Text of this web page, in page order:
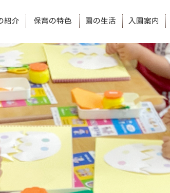
紹介 保育の特色 園の生活 入園案内